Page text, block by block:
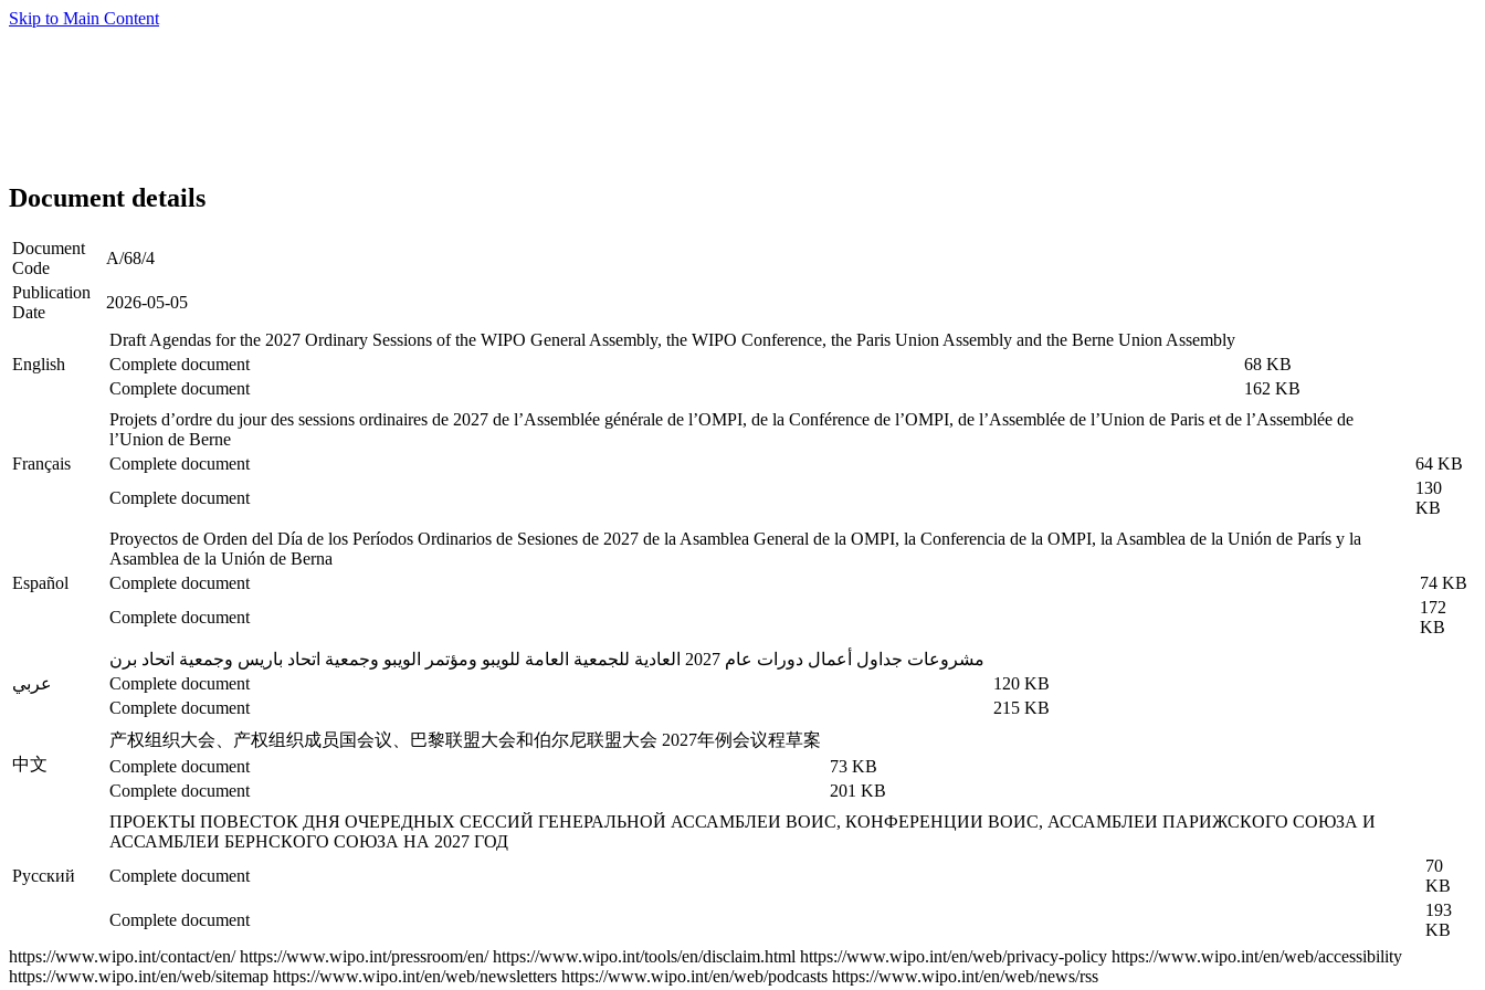
Skip to Main Content
Document details
Document
Code
A/68/4
Publication
Date
2026-05-05
English
Draft Agendas for the 2027 Ordinary Sessions of the WIPO General Assembly, the WIPO Conference, the Paris Union Assembly and the Berne Union Assembly
Complete document
68 KB
Complete document
162 KB
Français
Projets d’ordre du jour des sessions ordinaires de 2027 de l’Assemblée générale de l’OMPI, de la Conférence de l’OMPI, de l’Assemblée de l’Union de Paris et de l’Assemblée de
l’Union de Berne
Complete document
64 KB
Complete document
130
KB
Español
Proyectos de Orden del Día de los Períodos Ordinarios de Sesiones de 2027 de la Asamblea General de la OMPI, la Conferencia de la OMPI, la Asamblea de la Unión de París y la
Asamblea de la Unión de Berna
Complete document
74 KB
Complete document
172
KB
عربي
مشروعات جداول أعمال دورات عام 2027 العادية للجمعية العامة للويبو ومؤتمر الويبو وجمعية اتحاد باريس وجمعية اتحاد برن
Complete document
120 KB
Complete document
215 KB
中文
产权组织大会、产权组织成员国会议、巴黎联盟大会和伯尔尼联盟大会 2027年例会议程草案
Complete document
73 KB
Complete document
201 KB
Русский
ПРОЕКТЫ ПОВЕСТОК ДНЯ ОЧЕРЕДНЫХ СЕССИЙ ГЕНЕРАЛЬНОЙ АССАМБЛЕИ ВОИС, КОНФЕРЕНЦИИ ВОИС, АССАМБЛЕИ ПАРИЖСКОГО СОЮЗА И
АССАМБЛЕИ БЕРНСКОГО СОЮЗА НА 2027 ГОД
Complete document
70
KB
Complete document
193
KB
https://www.wipo.int/contact/en/ https://www.wipo.int/pressroom/en/ https://www.wipo.int/tools/en/disclaim.html https://www.wipo.int/en/web/privacy-policy https://www.wipo.int/en/web/accessibility
https://www.wipo.int/en/web/sitemap https://www.wipo.int/en/web/newsletters https://www.wipo.int/en/web/podcasts https://www.wipo.int/en/web/news/rss